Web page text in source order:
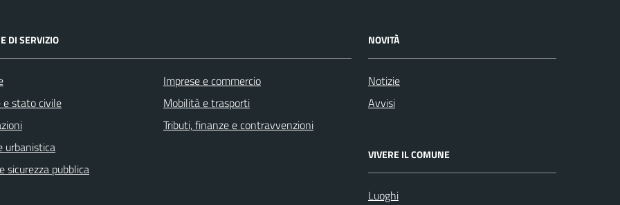
DI SERVIZIO
e stato civile
urbanistica
sicurezza pubblica
Imprese e commercio
Mobilità e trasporti
Tributi, finanze e contravvenzioni
NOVITÀ
Notizie
Avvisi
VIVERE IL COMUNE
Luoghi